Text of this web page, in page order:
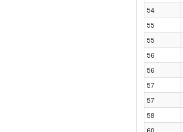
54
55
55
56
56
57
57
58
60